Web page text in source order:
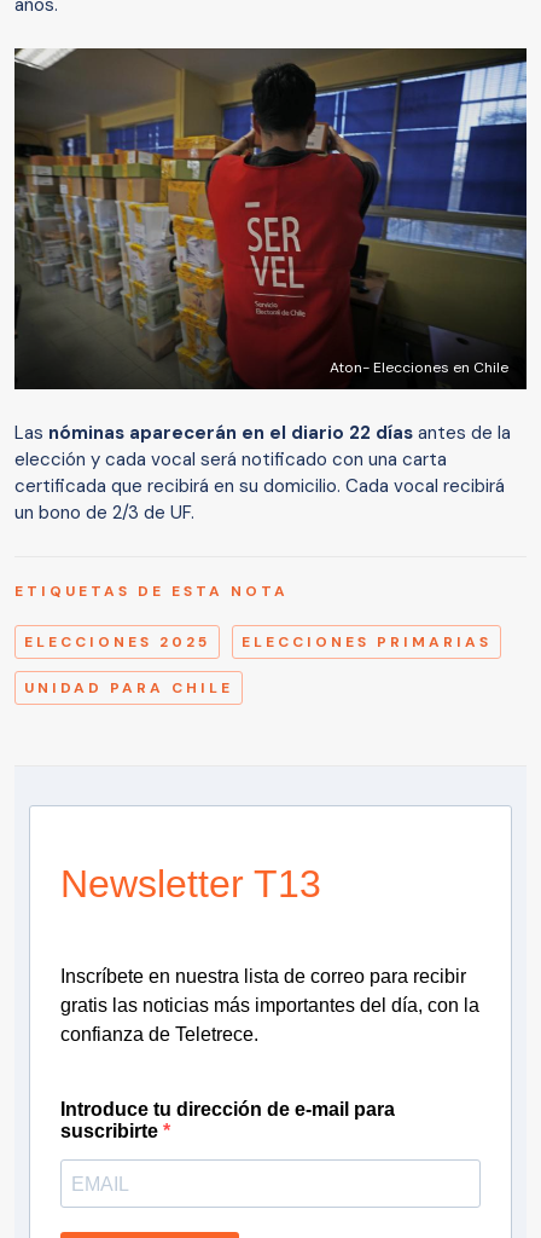
Aton- Elecciones en Chile
Las nóminas aparecerán en el diario 22 días antes de la
elección y cada vocal será notificado con una carta
certificada que recibirá en su domicilio. Cada vocal recibirá
un bono de 2/3 de UF.
ETIQUETAS DE ESTA NOTA
ELECCIONES 2025 ELECCIONES PRIMARIAS
UNIDAD PARA CHILE
Newsletter T13
Inscríbete en nuestra lista de correo para recibir
gratis las noticias más importantes del día, con la
confianza de Teletrece.
Introduce tu dirección de e-mail para
suscribirte